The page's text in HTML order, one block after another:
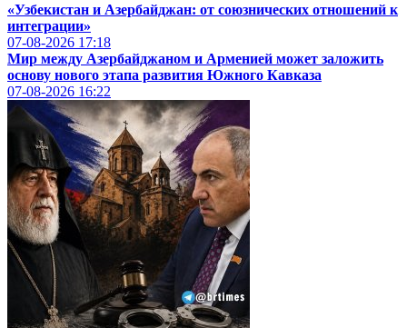
«Узбекистан и Азербайджан: от союзнических отношений к
интеграции»
07-08-2026 17:18
Мир между Азербайджаном и Арменией может заложить
основу нового этапа развития Южного Кавказа
07-08-2026 16:22